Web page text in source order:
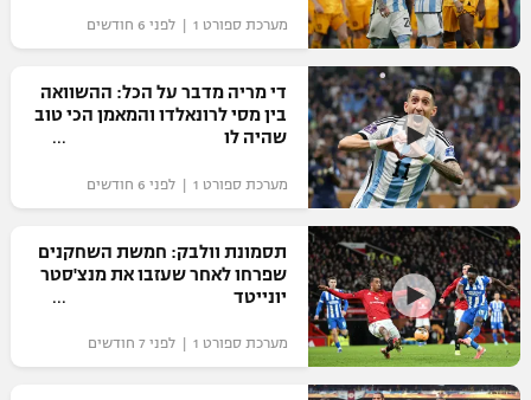
לוח דרושים – ג'ובנט
תגיות
המגזין
מערכת ספורט 1 | לפני 6 חודשים
די מריה מדבר על הכל: ההשוואה
בין מסי לרונאלדו והמאמן הכי טוב
שהיה לו
מערכת ספורט 1 | לפני 6 חודשים
תסמונת וולבק: חמשת השחקנים
שפרחו לאחר שעזבו את מנצ'סטר
יונייטד
מערכת ספורט 1 | לפני 7 חודשים